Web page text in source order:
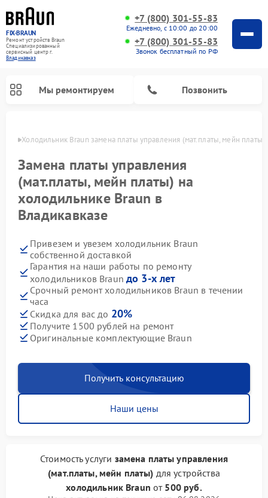
FIX-BRAUN
Ремонт устройств Braun
Специализированный
cервисный центр г.
Владикавказ
+7 (800) 301-55-83
Ежедневно, с 10:00 до 20:00
+7 (800) 301-55-83
Звонок бесплатный по РФ
Мы ремонтируем Позвонить
Холодильник Braun замена платы управления (мат.платы, мейн платы)
Замена платы управления
(мат.платы, мейн платы) на
холодильнике Braun в
Владикавказе
Привезем и увезем холодильник Braun
собственной доставкой
Гарантия на наши работы по ремонту
холодильников Braunдо 3-х лет
Срочный ремонт холодильников Braun в течении
часа
Скидка для вас до 20%
Получите 1500 рублей на ремонт
Оригинальные комплектующие Braun
Получить консультацию
Наши цены
Стоимость услуги замена платы управления
(мат.платы, мейн платы) для устройства
холодильник Braun от 500 руб.